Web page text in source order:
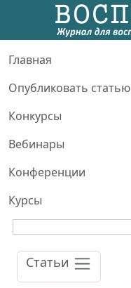
Главная
Опубликовать статью
Конкурсы
Вебинары
Конференции
Курсы
Статьи